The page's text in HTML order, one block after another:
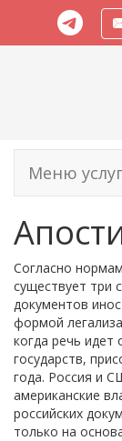
Меню услуг
Согласно
существует три
документов
формой
когда речь идет
государств,
года. Россия и
американские
российских
только на